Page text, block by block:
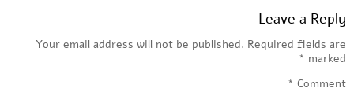
Leave a Reply
Your email address will not be published. Required fields are
marked
*
Comment
*